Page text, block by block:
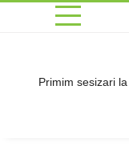
Primim sesizari